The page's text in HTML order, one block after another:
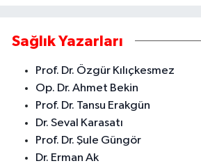
Sağlık Yazarları
Prof. Dr. Özgür Kılıçkesmez
Op. Dr. Ahmet Bekin
Prof. Dr. Tansu Erakgün
Dr. Seval Karasatı
Prof. Dr. Şule Güngör
Dr. Erman Ak